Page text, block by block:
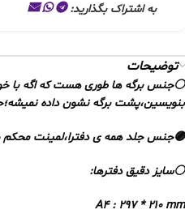
به اشتراک بگذارید:
توضیحات
⚪️جنس برگه ها طوری هست که اگه با
بنویسین،پشت برگه نشون داده
🟣جنس جلد همه ی دفترا،لمینت
⚪️سایز دقیق دفترها:
A4 : 297 * 210 mm